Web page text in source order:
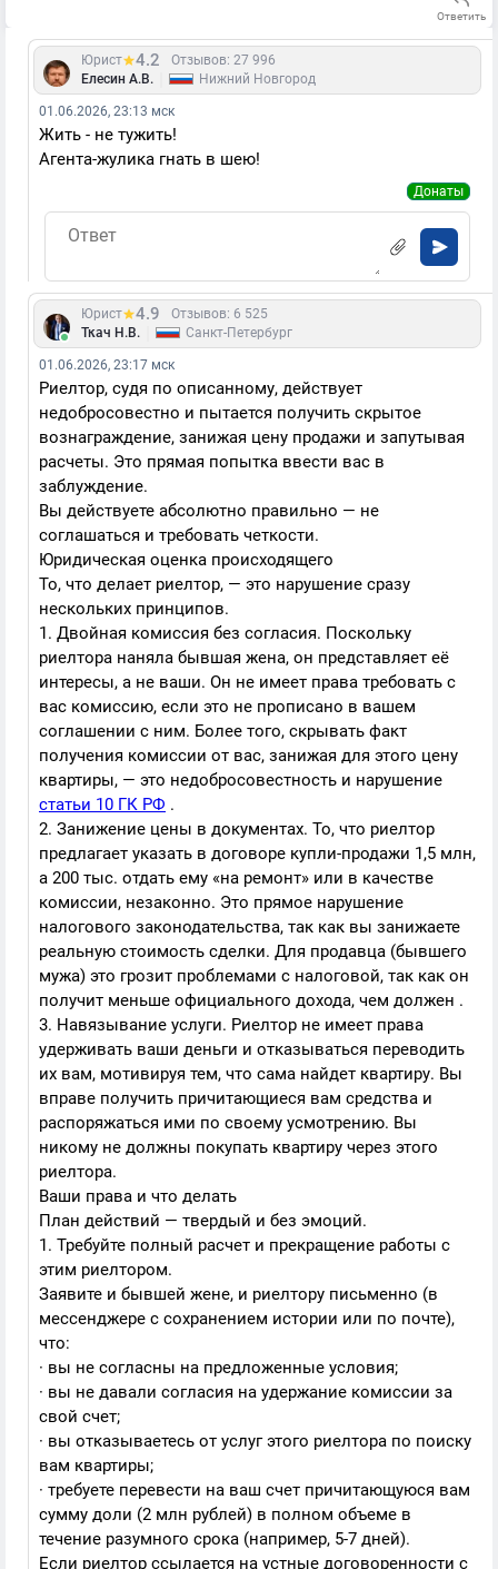
Ответить
Юрист 4.2
Отзывов: 27 996
Елесин А.В.
Нижний Новгород
01.06.2026, 23:13 мск
Жить - не тужить!
Агента-жулика гнать в шею!
Донаты
Юрист 4.9
Отзывов: 6 525
Ткач Н.В.
Санкт-Петербург
01.06.2026, 23:17 мск
Риелтор, судя по описанному, действует
недобросовестно и пытается получить скрытое
вознаграждение, занижая цену продажи и запутывая
расчеты. Это прямая попытка ввести вас в
заблуждение.
Вы действуете абсолютно правильно — не
соглашаться и требовать четкости.
Юридическая оценка происходящего
То, что делает риелтор, — это нарушение сразу
нескольких принципов.
1. Двойная комиссия без согласия. Поскольку
риелтора наняла бывшая жена, он представляет её
интересы, а не ваши. Он не имеет права требовать с
вас комиссию, если это не прописано в вашем
соглашении с ним. Более того, скрывать факт
получения комиссии от вас, занижая для этого цену
квартиры, — это недобросовестность и нарушение
статьи 10 ГК РФ .
2. Занижение цены в документах. То, что риелтор
предлагает указать в договоре купли-продажи 1,5 млн,
а 200 тыс. отдать ему «на ремонт» или в качестве
комиссии, незаконно. Это прямое нарушение
налогового законодательства, так как вы занижаете
реальную стоимость сделки. Для продавца (бывшего
мужа) это грозит проблемами с налоговой, так как он
получит меньше официального дохода, чем должен .
3. Навязывание услуги. Риелтор не имеет права
удерживать ваши деньги и отказываться переводить
их вам, мотивируя тем, что сама найдет квартиру. Вы
вправе получить причитающиеся вам средства и
распоряжаться ими по своему усмотрению. Вы
никому не должны покупать квартиру через этого
риелтора.
Ваши права и что делать
План действий — твердый и без эмоций.
1. Требуйте полный расчет и прекращение работы с
этим риелтором.
Заявите и бывшей жене, и риелтору письменно (в
мессенджере с сохранением истории или по почте),
что:
· вы не согласны на предложенные условия;
· вы не давали согласия на удержание комиссии за
свой счет;
· вы отказываетесь от услуг этого риелтора по поиску
вам квартиры;
· требуете перевести на ваш счет причитающуюся вам
сумму доли (2 млн рублей) в полном объеме в
течение разумного срока (например, 5-7 дней).
Если риелтор ссылается на устные договоренности с